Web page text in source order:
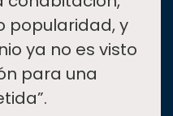
popularidad, y
ya no es visto
para una